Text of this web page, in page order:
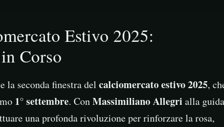
Estivo 2025:
Corso
la seconda finestra del calciomercato estivo 2025,
1° settembre. ConMassimiliano Allegri alla
una profonda rivoluzione per rinforzare la rosa,